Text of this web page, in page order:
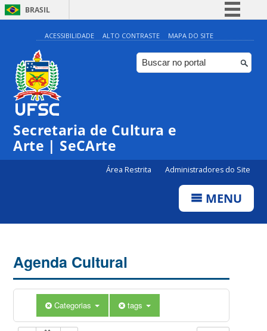
BRASIL
Simplifique!
Comunica BR
Participe
ACESSIBILIDADE ALTO CONTRASTE MAPA DO SITE
Secretaria de Cultura e
Arte | SeCArte
Área Restrita Administradores do Site
MENU
Agenda Cultural
Categorias tags
0:00
1:00
5:00